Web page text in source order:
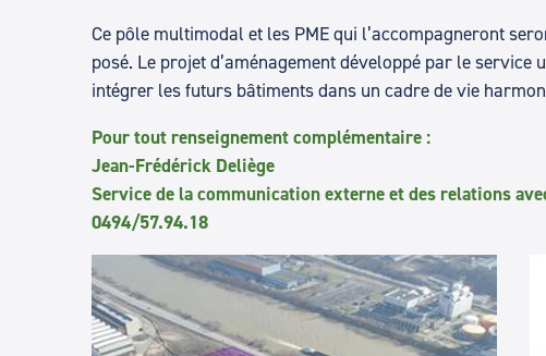
Ce pôle multimodal et les PME qui l’accompagneront
posé. Le projet d’aménagement développé par le service
intégrer les futurs bâtiments dans un cadre de vie
Pour tout renseignement complémentaire :
Jean-Frédérick Deliège
Service de la communication externe et des relations
0494/57.94.18